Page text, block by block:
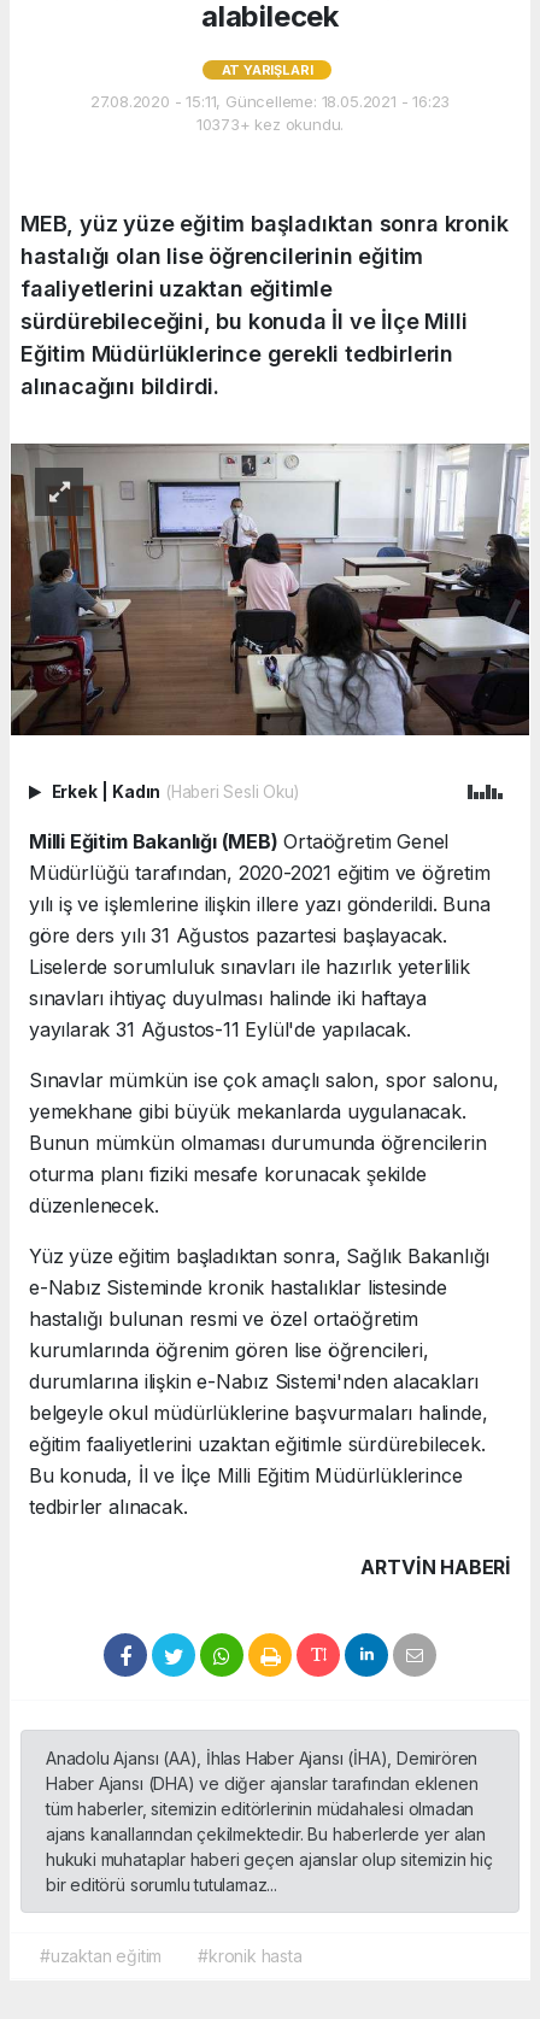
alabilecek
AT YARIŞLARI
27.08.2020 - 15:11, Güncelleme: 18.05.2021 - 16:23
10373+ kez okundu.
MEB, yüz yüze eğitim başladıktan sonra kronik
hastalığı olan lise öğrencilerinin eğitim
faaliyetlerini uzaktan eğitimle
sürdürebileceğini, bu konuda İl ve İlçe Milli
Eğitim Müdürlüklerince gerekli tedbirlerin
alınacağını bildirdi.
Erkek Kadın (Haberi Sesli Oku)
Milli Eğitim Bakanlığı (MEB) Ortaöğretim Genel
Müdürlüğü tarafından, 2020-2021 eğitim ve öğretim
yılı iş ve işlemlerine ilişkin illere yazı gönderildi. Buna
göre ders yılı 31 Ağustos pazartesi başlayacak.
Liselerde sorumluluk sınavları ile hazırlık yeterlilik
sınavları ihtiyaç duyulması halinde iki haftaya
yayılarak 31 Ağustos-11 Eylül'de yapılacak.
Sınavlar mümkün ise çok amaçlı salon, spor salonu,
yemekhane gibi büyük mekanlarda uygulanacak.
Bunun mümkün olmaması durumunda öğrencilerin
oturma planı fiziki mesafe korunacak şekilde
düzenlenecek.
Yüz yüze eğitim başladıktan sonra, Sağlık Bakanlığı
e-Nabız Sisteminde kronik hastalıklar listesinde
hastalığı bulunan resmi ve özel ortaöğretim
kurumlarında öğrenim gören lise öğrencileri,
durumlarına ilişkin e-Nabız Sistemi'nden alacakları
belgeyle okul müdürlüklerine başvurmaları halinde,
eğitim faaliyetlerini uzaktan eğitimle sürdürebilecek.
Bu konuda, İl ve İlçe Milli Eğitim Müdürlüklerince
tedbirler alınacak.
ARTVIN HABERİ
Anadolu Ajansı (AA), İhlas Haber Ajansı (İHA), Demirören
Haber Ajansı (DHA) ve diğer ajanslar tarafından eklenen
tüm haberler, sitemizin editörlerinin müdahalesi olmadan
ajans kanallarından çekilmektedir. Bu haberlerde yer alan
hukuki muhataplar haberi geçen ajanslar olup sitemizin hiç
bir editörü sorumlu tutulamaz...
#uzaktan eğitim #kronik hasta